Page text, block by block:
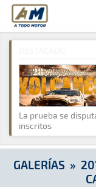
A Todo Motor ·
A Todo Motor »
La prueba se
inscritos
GALERÍAS »